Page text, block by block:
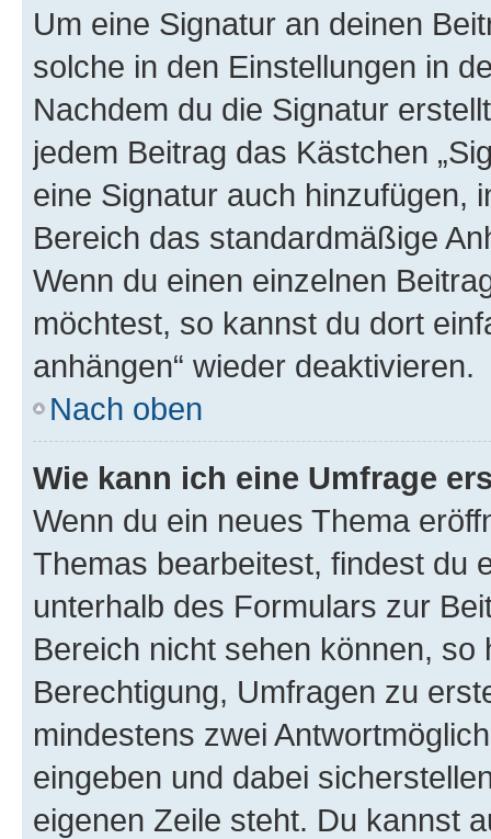
Um eine Signatur an deinen
solche in den Einstellungen in
Nachdem du die Signatur
jedem Beitrag das Kästchen
eine Signatur auch hinzufügen,
Bereich das standardmäßige
Wenn du einen einzelnen
möchtest, so kannst du dort
anhängen“ wieder deaktivieren.
Nach oben
Wie kann ich eine Umfrage
Wenn du ein neues Thema
Themas bearbeitest, findest du
unterhalb des Formulars zur
Bereich nicht sehen können,
Berechtigung, Umfragen zu
mindestens zwei
eingeben und dabei
eigenen Zeile steht. Du kannst